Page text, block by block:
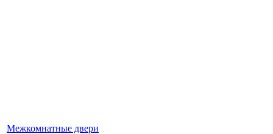
Межкомнатные двери